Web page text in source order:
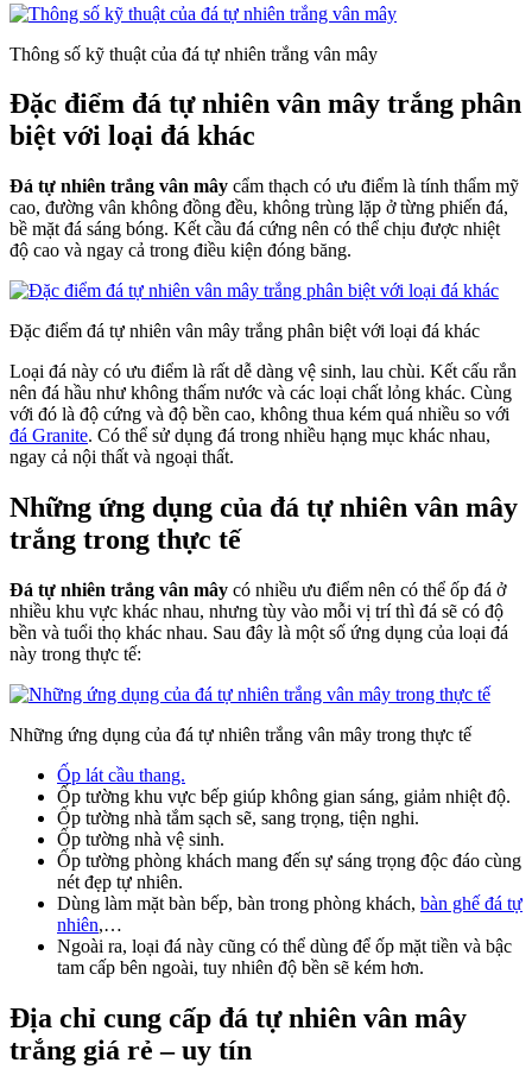
Thông số kỹ thuật của đá tự nhiên trắng vân mây
Đặc điểm đá tự nhiên vân mây trắng phân
biệt với loại đá khác
Đá tự nhiên trắng vân mây cẩm thạch có ưu điểm là tính thẩm mỹ
cao, đường vân không đồng đều, không trùng lặp ở từng phiến đá,
bề mặt đá sáng bóng. Kết cầu đá cứng nên có thể chịu được nhiệt
độ cao và ngay cả trong điều kiện đóng băng.
Đặc điểm đá tự nhiên vân mây trắng phân biệt với loại đá khác
Loại đá này có ưu điểm là rất dễ dàng vệ sinh, lau chùi. Kết cấu rắn
nên đá hầu như không thấm nước và các loại chất lỏng khác. Cùng
với đó là độ cứng và độ bền cao, không thua kém quá nhiều so với
đá Granite. Có thể sử dụng đá trong nhiều hạng mục khác nhau,
ngay cả nội thất và ngoại thất.
Những ứng dụng của đá tự nhiên vân mây
trắng trong thực tế
Đá tự nhiên trắng vân mây có nhiều ưu điểm nên có thể ốp đá ở
nhiều khu vực khác nhau, nhưng tùy vào mỗi vị trí thì đá sẽ có độ
bền và tuổi thọ khác nhau. Sau đây là một số ứng dụng của loại đá
này trong thực tế:
Những ứng dụng của đá tự nhiên trắng vân mây trong thực tế
Ốp lát cầu thang.
Ốp tường khu vực bếp giúp không gian sáng, giảm nhiệt độ.
Ốp tường nhà tắm sạch sẽ, sang trọng, tiện nghi.
Ốp tường nhà vệ sinh.
Ốp tường phòng khách mang đến sự sáng trọng độc đáo cùng
nét đẹp tự nhiên.
Dùng làm mặt bàn bếp, bàn trong phòng khách, bàn ghế đá tự
nhiên,…
Ngoài ra, loại đá này cũng có thể dùng để ốp mặt tiền và bậc
tam cấp bên ngoài, tuy nhiên độ bền sẽ kém hơn.
Địa chỉ cung cấp đá tự nhiên vân mây
trắng giá rẻ – uy tín